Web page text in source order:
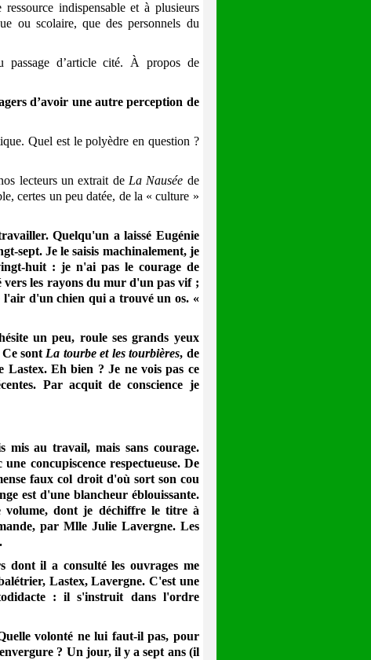
indispensable et à plusieurs
ou scolaire, que des personnels du
d’article cité. À propos de
d’avoir une autre perception de
Quel est le polyèdre en question ?
lecteurs un extrait de La Nausée de
certes un peu datée, de la « culture »
Quelqu'un a laissé Eugénie
sept. Je le saisis machinalement, je
huit : je n'ai pas le courage de
les rayons du mur d'un pas vif ;
d'un chien qui a trouvé un os. «
un peu, roule ses grands yeux
sont La tourbe et les tourbières, de
Lastex. Eh bien ? Je ne vois pas ce
Par acquit de conscience je
au travail, mais sans courage.
concupiscence respectueuse. De
faux col droit d'où sort son cou
est d'une blancheur éblouissante.
dont je déchiffre le titre à
par Mlle Julie Lavergne. Les
il a consulté les ouvrages me
Lastex, Lavergne. C'est une
: il s'instruit dans l'ordre
volonté ne lui faut-il pas, pour
? Un jour, il y a sept ans (il